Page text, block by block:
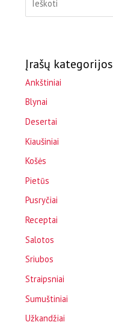
Įrašų kategorijos
Ankštiniai
Blynai
Desertai
Kiaušiniai
Košės
Pietūs
Pusryčiai
Receptai
Salotos
Sriubos
Straipsniai
Sumuštiniai
Užkandžiai